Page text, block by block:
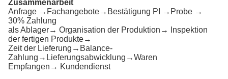
Zusammenarbeit
Anfrage →Fachangebote→Bestätigung PI →Probe →
30% Zahlung
als Ablager→ Organisation der Produktion→ Inspektion
der fertigen Produkte→
Zeit der Lieferung→Balance-
Zahlung→Lieferungsabwicklung→Waren
Empfangen→ Kundendienst